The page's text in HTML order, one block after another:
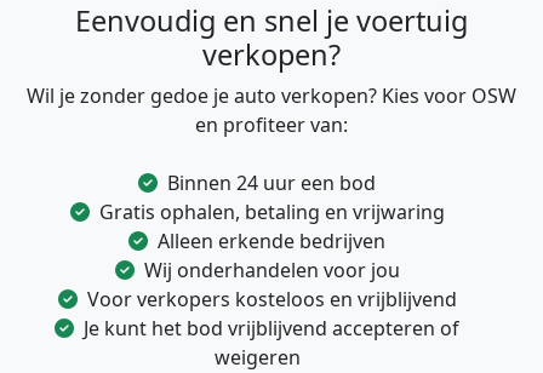
Eenvoudig en snel je voertuig
verkopen?
Wil je zonder gedoe je auto verkopen? Kies voor OSW
en profiteer van:
Binnen 24 uur een bod
Gratis ophalen, betaling en vrijwaring
Alleen erkende bedrijven
Wij onderhandelen voor jou
Voor verkopers kosteloos en vrijblijvend
Je kunt het bod vrijblijvend accepteren of
weigeren